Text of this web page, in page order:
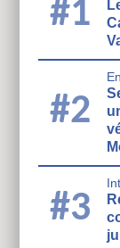
#1
#2
#3